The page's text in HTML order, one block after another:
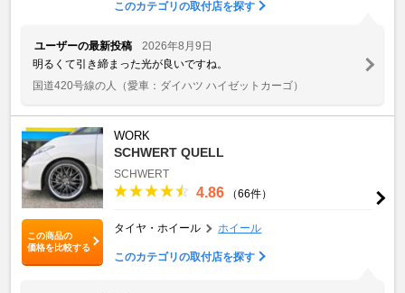
このカテゴリの取付店を探す
ユーザーの最新投稿
2026年8月9日
明るくて引き締まった光が良いですね。
国道420号線の人
（愛車：ダイハツ ハイゼットカーゴ）
この商品の
価格を比較する
WORK
SCHWERT QUELL
SCHWERT
4.86 （66件）
タイヤ・ホイール ホイール
このカテゴリの取付店を探す